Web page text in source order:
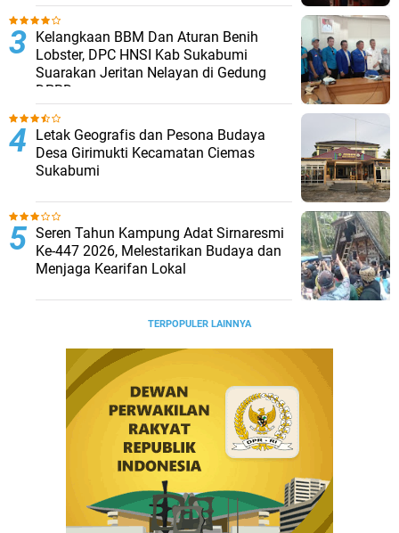
Kelangkaan BBM Dan Aturan Benih
Lobster, DPC HNSI Kab Sukabumi
Suarakan Jeritan Nelayan di Gedung
DPRD
Letak Geografis dan Pesona Budaya
Desa Girimukti Kecamatan Ciemas
Sukabumi
Seren Tahun Kampung Adat Sirnaresmi
Ke-447 2026, Melestarikan Budaya dan
Menjaga Kearifan Lokal
TERPOPULER LAINNYA